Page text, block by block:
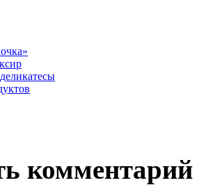
комментарий